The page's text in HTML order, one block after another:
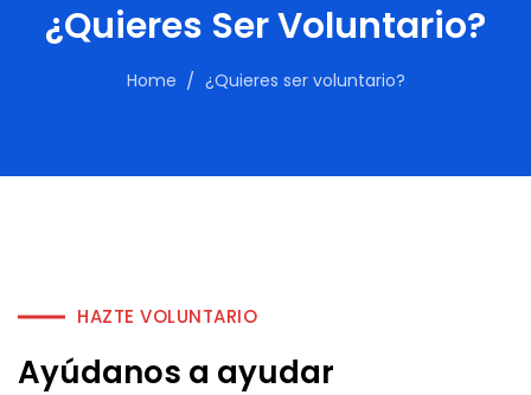
¿Quieres Ser Voluntario?
Home ¿Quieres ser voluntario?
HAZTE VOLUNTARIO
Ayúdanos a ayudar